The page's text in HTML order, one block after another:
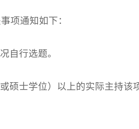
项通知如下：
自行选题。
硕士学位）以上的实际主持该